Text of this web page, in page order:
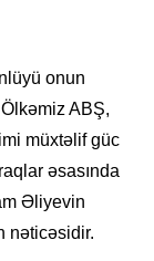
onun
Ölkəmiz ABŞ,
müxtəlif güc
əsasında
Əliyevin
nəticəsidir.